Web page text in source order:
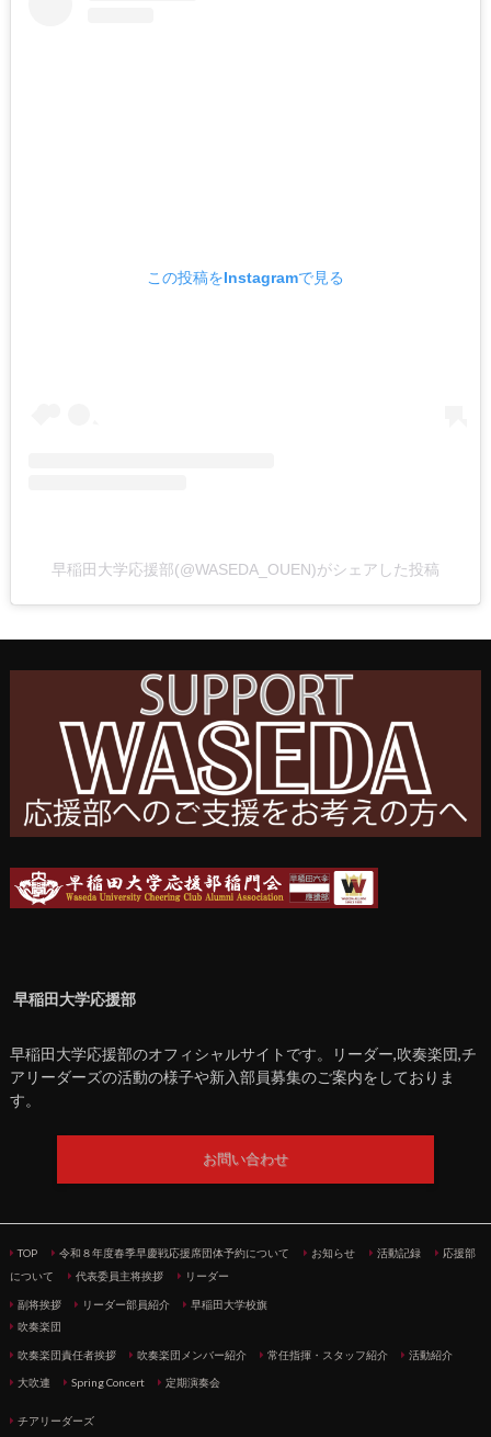
この投稿をInstagramで見る
早稲田大学応援部(@WASEDA_OUEN)がシェアした投稿
早稲田大学応援部
早稲田大学応援部のオフィシャルサイトです。リーダー,吹奏楽団,チ
アリーダーズの活動の様子や新入部員募集のご案内をしておりま
す。
お問い合わせ
TOP 令和８年度春季早慶戦応援席団体予約について お知らせ 活動記録
応援部
について
代表委員主将挨拶 リーダー
副将挨拶 リーダー部員紹介
早稲田大学校旗
吹奏楽団
吹奏楽団責任者挨拶 吹奏楽団メンバー紹介 常任指揮・スタッフ紹介 活動紹介
大吹連 Spring Concert 定期演奏会
チアリーダーズ